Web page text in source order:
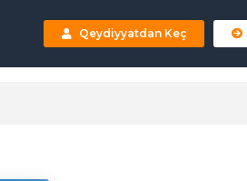
Qeydiyyatdan Keç